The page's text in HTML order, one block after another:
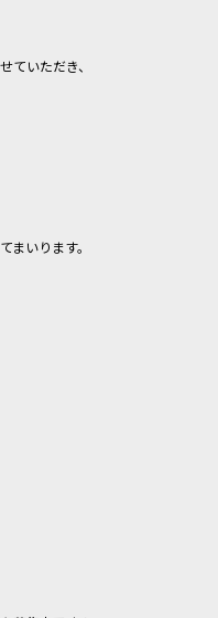
ていただき、
まいります。